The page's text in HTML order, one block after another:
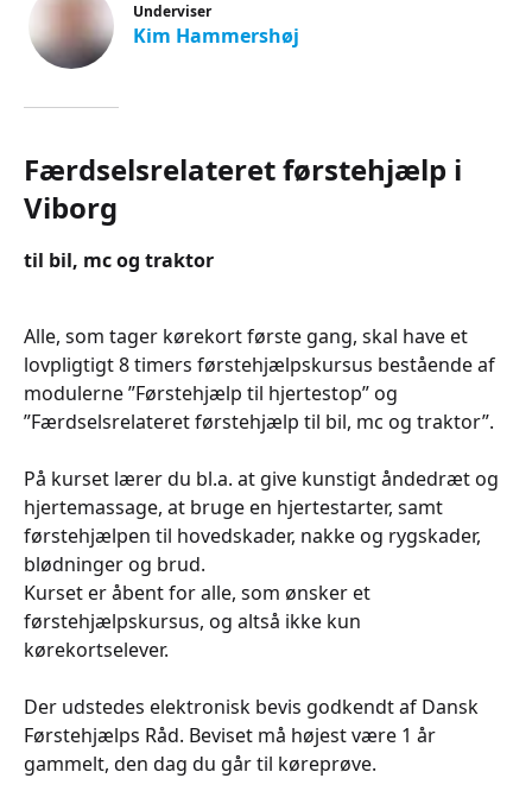
Underviser
Kim Hammershøj
Færdselsrelateret førstehjælp i
Viborg
til bil, mc og traktor
Alle, som tager kørekort første gang, skal have et
lovpligtigt 8 timers førstehjælpskursus bestående af
modulerne ”Førstehjælp til hjertestop” og
”Færdselsrelateret førstehjælp til bil, mc og traktor”.
På kurset lærer du bl.a. at give kunstigt åndedræt og
hjertemassage, at bruge en hjertestarter, samt
førstehjælpen til hovedskader, nakke og rygskader,
blødninger og brud.
Kurset er åbent for alle, som ønsker et
førstehjælpskursus, og altså ikke kun
kørekortselever.
Der udstedes elektronisk bevis godkendt af Dansk
Førstehjælps Råd. Beviset må højest være 1 år
gammelt, den dag du går til køreprøve.